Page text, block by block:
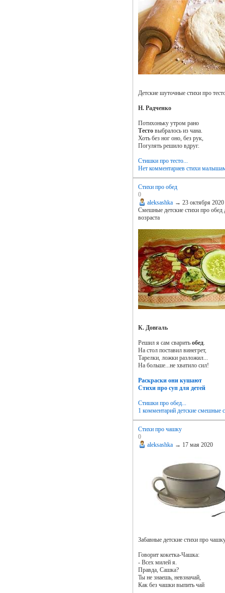
Детские шуточные стихи про
Н. Радченко
Потихоньку утром рано
Тестовыбралось из чана.
Хоть без ног оно, без рук,
Погулять решило вдруг.
Стишки про тесто...
Нет комментариев стихи
Стихи про обед
0
aleksashka → 23 октября 2020
Смешные детские стихи про
возраста
К. Довгаль
Решил я сам сварить обед.
На стол поставил винегрет,
Тарелки, ложки разложил...
На больше...не хватило сил!
Раскраски они кушают
Стихи про суп для детей
Стишки про обед...
1 комментарий детские смешные
Стихи про чашку
0
aleksashka → 17 мая 2020
Забавные детские стихи про
Говорит кокетка-Чашка:
- Всех милей я.
Правда, Сашка?
Ты не знаешь, невзначай,
Как без чашки выпить чай